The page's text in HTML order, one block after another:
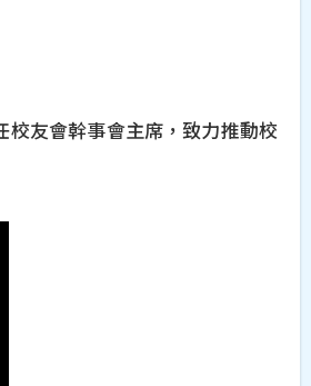
友會幹事會主席，致力推動校